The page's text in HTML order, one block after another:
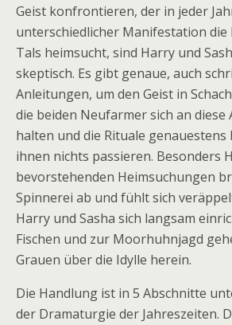
Geist konfrontieren, der in jeder
unterschiedlicher Manifestation die
Tals heimsucht, sind Harry und
skeptisch. Es gibt genaue, auch
Anleitungen, um den Geist in
die beiden Neufarmer sich an diese
halten und die Rituale
ihnen nichts passieren. Besonders
bevorstehenden Heimsuchungen
Spinnerei ab und fühlt sich
Harry und Sasha sich langsam
Fischen und zur Moorhuhnjagd
Grauen über die Idylle herein.
Die Handlung ist in 5 Abschnitte
der Dramaturgie der Jahreszeiten.